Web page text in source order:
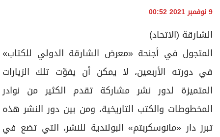
9 نوفمبر 2021 00:52
الشارقة (الاتحاد)
المتجول في أجنحة «معرض الشارقة الدولي للكتاب»
في دورته الأربعين، لا يمكن أن يفوّت تلك الزيارات
المتميزة لدور نشر مشاركة تقدم الكثير من نوادر
المخطوطات والكتب التاريخية، ومن بين دور النشر هذه
تبرز دار «مانوسكربتم» البولندية للنشر، التي تضع في